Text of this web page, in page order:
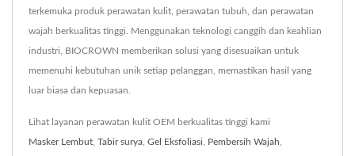
terkemuka produk perawatan kulit, perawatan tubuh, dan perawatan
wajah berkualitas tinggi. Menggunakan teknologi canggih dan keahlian
industri, BIOCROWN memberikan solusi yang disesuaikan untuk
memenuhi kebutuhan unik setiap pelanggan, memastikan hasil yang
luar biasa dan kepuasan.
Lihat layanan perawatan kulit OEM berkualitas tinggi kami
Masker Lembut Tabir surya Gel Eksfoliasi Pembersih Wajah